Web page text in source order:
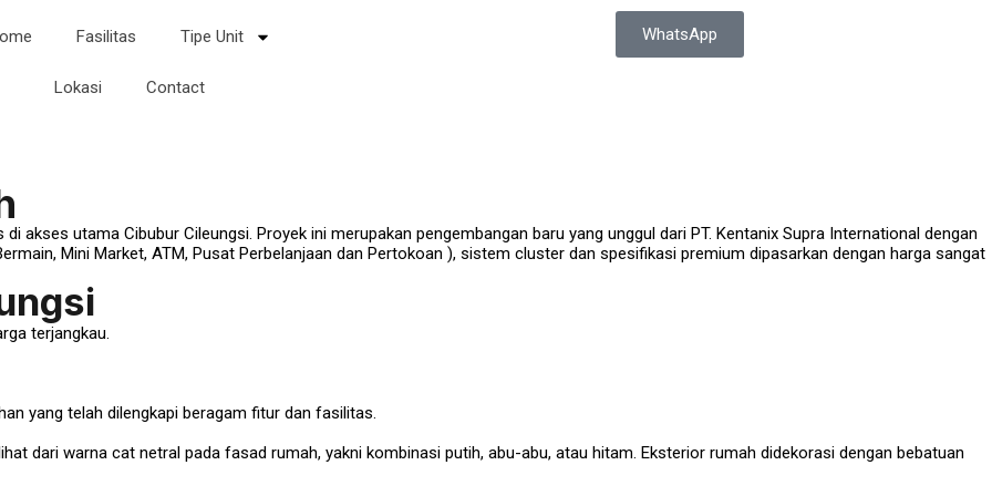
Fasilitas Tipe Unit
Lokasi Contact
WhatsApp
Juta-an
hati, desain modern minimalis, nyaman dan berkualitas.
Cileungsi.
akses utama Cibubur Cileungsi. Proyek ini merupakan pengembangan baru yang unggul dari PT. Kentanix Supra International dengan
Mini Market, ATM, Pusat Perbelanjaan dan Pertokoan ), sistem cluster dan spesifikasi premium dipasarkan dengan harga sangat
terjangkau.
yang telah dilengkapi beragam fitur dan fasilitas.
dari warna cat netral pada fasad rumah, yakni kombinasi putih, abu-abu, atau hitam. Eksterior rumah didekorasi dengan bebatuan